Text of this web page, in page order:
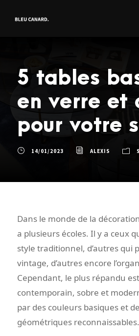
5 tables
en verre et
pour votre
14/01/2023 ALEXIS
Dans le monde de la
a plusieurs écoles. Il y a ceux
style traditionnel, d’autres qui
vintage, d’autres encore
Cependant, le plus répandu
contemporain, sobre et
par des couleurs basiques et
géométriques reconnaissables.